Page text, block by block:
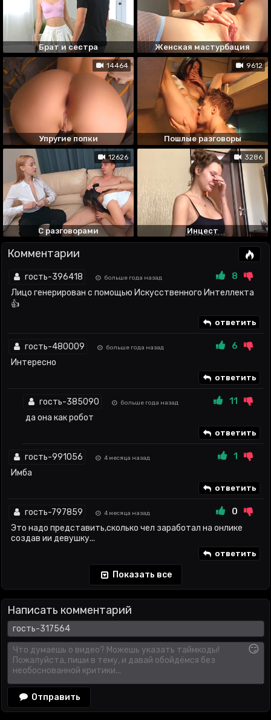
Брат и сестра Женская мастурбация
14464
Упругие попки
9612
Пошлые разговоры
12626
С разговорами
3286
Инцест
Комментарии
гость-396418 больше года назад 8
Лицо генерирован с помощью Искусственного Интеллекта
👍
ответить
гость-480009 больше года назад 6
Интересно
ответить
гость-385090 больше года назад 11
да она как робот
ответить
гость-991056 4 месяца назад 1
Имба
ответить
гость-797859 4 месяца назад 0
Это надо представить,сколько чел заработал на онлике
создав ии девушку...
ответить
Показать все
Написать комментарий
😏
Отправить